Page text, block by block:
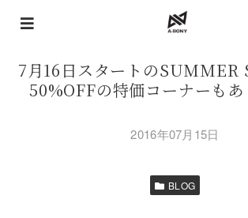
7月16日スタートのSUMMER
50%OFFの特価コーナーも
2016年07月15日
BLOG